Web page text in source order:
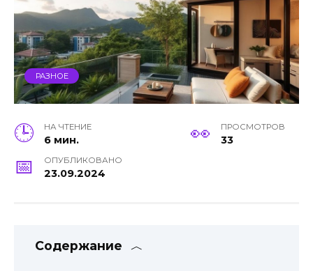
РАЗНОЕ
НА ЧТЕНИЕ
6 мин.
ПРОСМОТРОВ
33
ОПУБЛИКОВАНО
23.09.2024
Содержание